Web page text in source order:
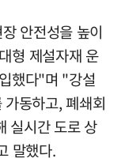
안전성을 높이
형 제설자재 운
했다"며 "강설
동하고, 폐쇄회
실시간 도로 상
말했다.